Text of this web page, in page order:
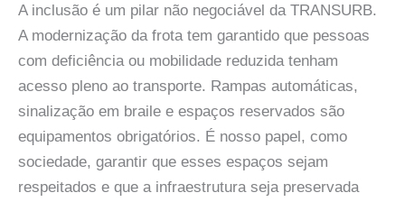
A inclusão é um pilar não negociável da TRANSURB.
A modernização da frota tem garantido que pessoas
com deficiência ou mobilidade reduzida tenham
acesso pleno ao transporte. Rampas automáticas,
sinalização em braile e espaços reservados são
equipamentos obrigatórios. É nosso papel, como
sociedade, garantir que esses espaços sejam
respeitados e que a infraestrutura seja preservada